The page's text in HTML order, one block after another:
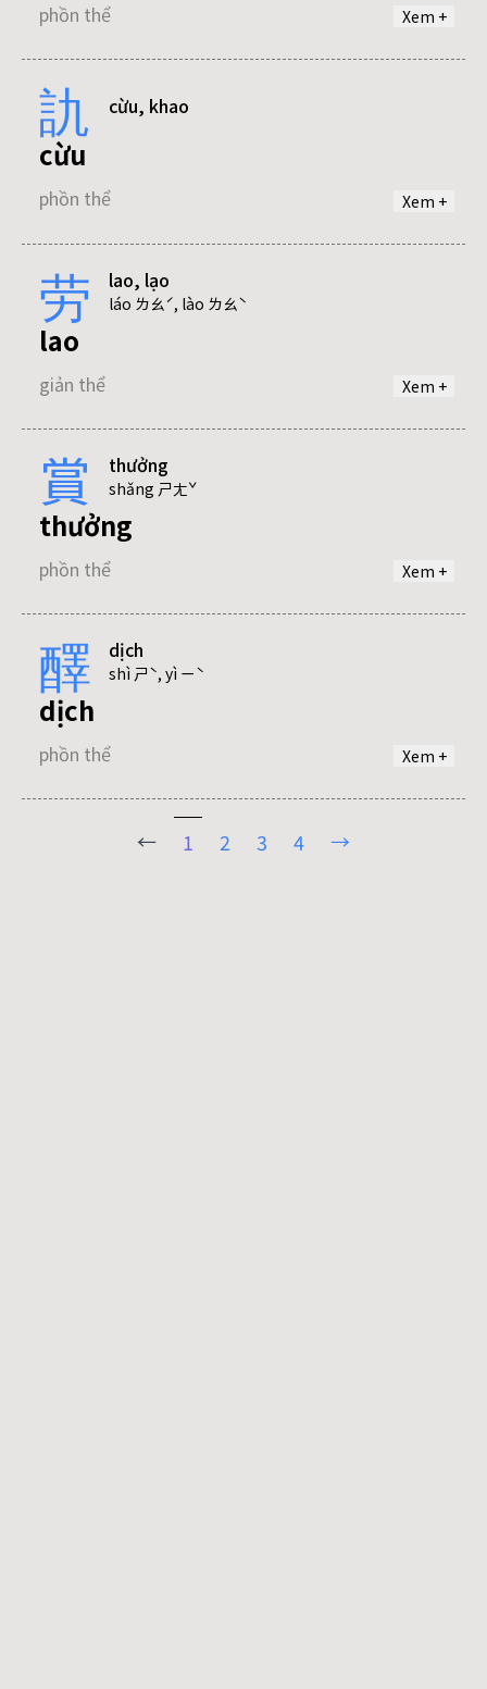
xao
phần
phồn thể
Xem +
phồn thể
lạo
phồn thể
訅 cừu, khao
Xem +
cừu
phồn thể
khao
phồn thể
劳 lao, lạo
láo ㄌㄠˊ, lào ㄌㄠˋ
Xem +
lao
giản thể
lạo
giản thể
賞 thưởng
shǎng ㄕㄤˇ
Xem +
thưởng
phồn thể
醳 dịch
shì ㄕˋ, yì ㄧˋ
Xem +
dịch
phồn thể
← 1 2 3 4 →